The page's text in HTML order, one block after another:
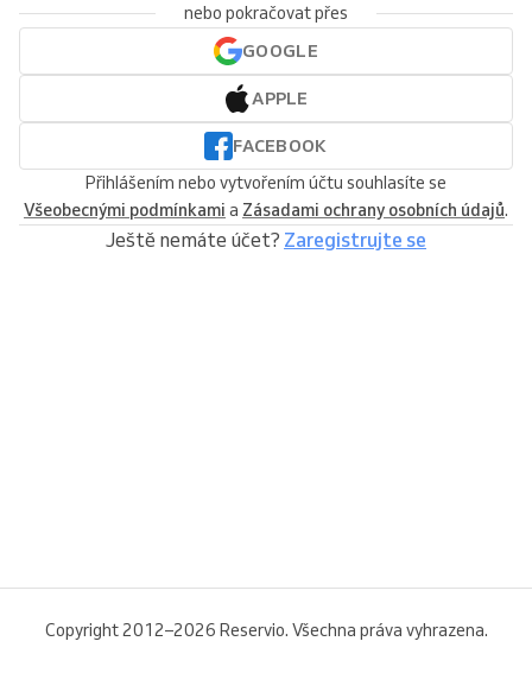
nebo pokračovat přes
GOOGLE
APPLE
FACEBOOK
Přihlášením nebo vytvořením účtu souhlasíte se
Všeobecnými podmínkami a Zásadami ochrany osobních údajů.
Ještě nemáte účet? Zaregistrujte se
Copyright 2012–2026 Reservio. Všechna práva vyhrazena.